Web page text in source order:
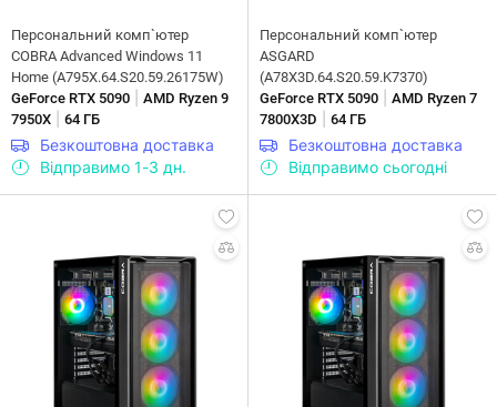
Персональний комп`ютер
COBRA Advanced Windows 11
Home (A795X.64.S20.59.26175W)
GeForce RTX 5090
AMD Ryzen 9
7950X
64 ГБ
Безкоштовна доставка
Відправимо 1-3 дн.
Персональний комп`ютер
ASGARD
(A78X3D.64.S20.59.K7370)
GeForce RTX 5090
AMD Ryzen 7
7800X3D
64 ГБ
Безкоштовна доставка
Відправимо сьогодні